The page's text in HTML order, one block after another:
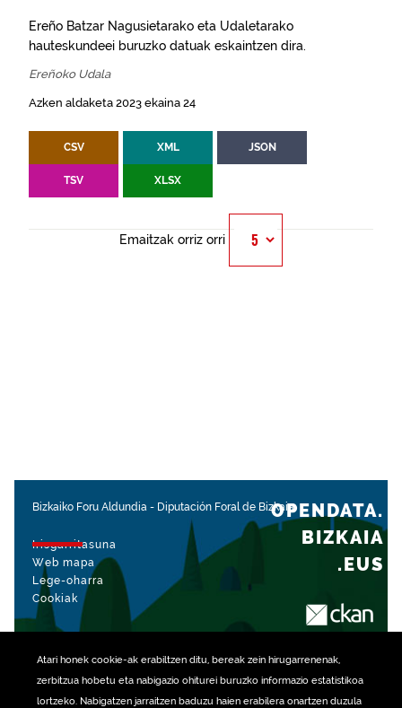
Atari honek cookie-ak erabiltzen ditu, bereak zein hirugarrenenak,
zerbitzua hobetu eta nabigazio ohiturei buruzko informazio estatistikoa
lortzeko. Nabigatzen jarraitzen baduzu haien erabilera onartzen duzula
Ereño Batzar Nagusietarako eta Udaletarako
hauteskundeei buruzko datuak eskaintzen dira.
Ereñoko Udala
Azken aldaketa 2023 ekaina 24
CSV XML JSON
TSV XLSX
Emaitzak orriz orri
Bizkaiko Foru Aldundia - Diputación Foral de Bizkaia
Irisgarritasuna
Web mapa
Lege-oharra
Cookiak
OPENDATA.
BIZKAIA
.EUS